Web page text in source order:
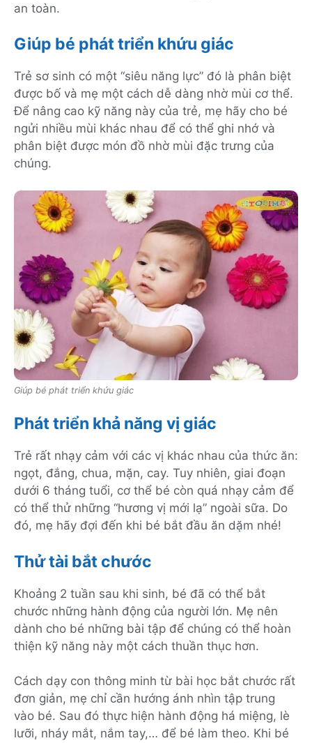
an toàn.
Giúp bé phát triển khứu giác
Trẻ sơ sinh có một “siêu năng lực” đó là phân biệt
được bố và mẹ một cách dễ dàng nhờ mùi cơ thể.
Để nâng cao kỹ năng này của trẻ, mẹ hãy cho bé
ngửi nhiều mùi khác nhau để có thể ghi nhớ và
phân biệt được món đồ nhờ mùi đặc trưng của
chúng.
Giúp bé phát triển khứu giác
Phát triển khả năng vị giác
Trẻ rất nhạy cảm với các vị khác nhau của thức ăn:
ngọt, đắng, chua, mặn, cay. Tuy nhiên, giai đoạn
dưới 6 tháng tuổi, cơ thể bé còn quá nhạy cảm để
có thể thử những “hương vị mới lạ” ngoài sữa. Do
đó, mẹ hãy đợi đến khi bé bắt đầu ăn dặm nhé!
Thử tài bắt chước
Khoảng 2 tuần sau khi sinh, bé đã có thể bắt
chước những hành động của người lớn. Mẹ nên
dành cho bé những bài tập để chúng có thể hoàn
thiện kỹ năng này một cách thuần thục hơn.
Cách dạy con thông minh từ bài học bắt chước rất
đơn giản, mẹ chỉ cần hướng ánh nhìn tập trung
vào bé. Sau đó thực hiện hành động há miệng, lè
lưỡi, nháy mắt, nắm tay,… để bé làm theo. Khi bé